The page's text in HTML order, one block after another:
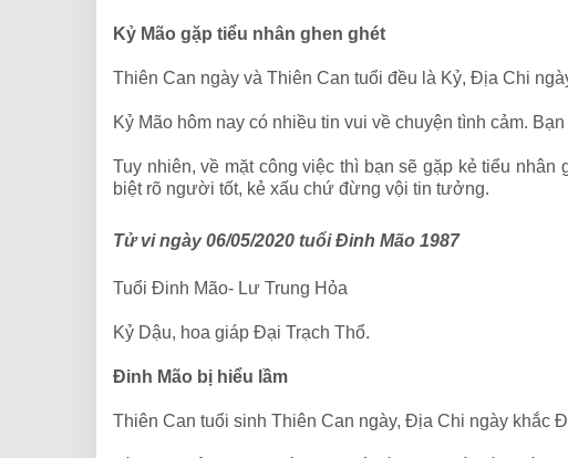
Kỷ Mão gặp tiểu nhân ghen ghét
Thiên Can ngày và Thiên Can tuổi đều là Kỷ, Địa Chi
Kỷ Mão hôm nay có nhiều tin vui về chuyện tình cảm.
Tuy nhiên, về mặt công việc thì bạn sẽ gặp kẻ tiểu
biệt rõ người tốt, kẻ xấu chứ đừng vội tin tưởng.
Tử vi ngày 06/05/2020 tuổi Đinh Mão 1987
Tuổi Đinh Mão- Lư Trung Hỏa
Kỷ Dậu, hoa giáp Đại Trạch Thổ.
Đinh Mão bị hiểu lầm
Thiên Can tuổi sinh Thiên Can ngày, Địa Chi ngày khắc